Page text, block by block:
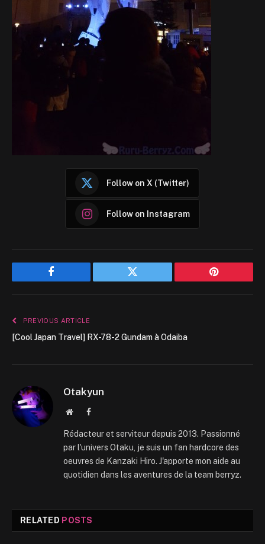
Follow on X (Twitter)
Follow on Instagram
Facebook Twitter Pinterest
PREVIOUS ARTICLE
[Cool Japan Travel] RX-78-2 Gundam à Odaiba
Otakyun
WebsiteFacebook
Rédacteur et serviteur depuis 2013. Passionné
par l'univers Otaku, je suis un fan hardcore des
oeuvres de Kanzaki Hiro. J'apporte mon aide au
quotidien dans les aventures de la team berryz.
RELATED POSTS